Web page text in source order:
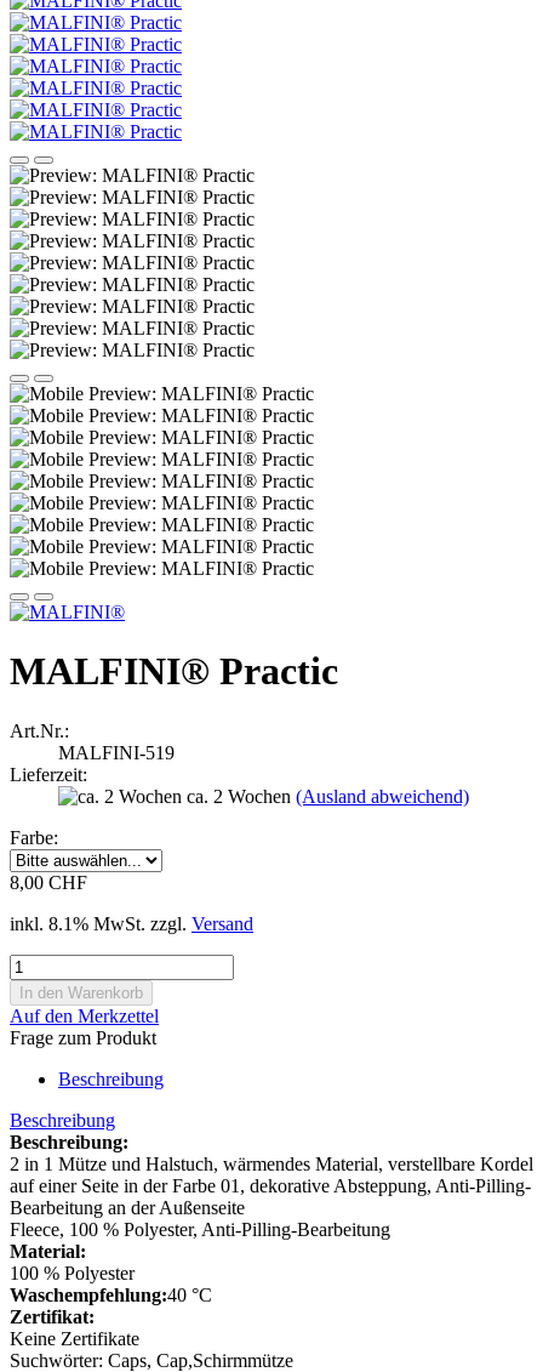
MALFINI® Practic
Art.Nr.:
MALFINI-519
Lieferzeit:
ca. 2 Wochen (Ausland abweichend)
Farbe:
8,00 CHF
inkl. 8.1% MwSt. zzgl. Versand
Auf den Merkzettel
Frage zum Produkt
Beschreibung
Beschreibung
Beschreibung:
2 in 1 Mütze und Halstuch, wärmendes Material, verstellbare Kordel
auf einer Seite in der Farbe 01, dekorative Absteppung, Anti-Pilling-
Bearbeitung an der Außenseite
Fleece, 100 % Polyester, Anti-Pilling-Bearbeitung
Material:
100 % Polyester
Waschempfehlung:40 °C
Zertifikat:
Keine Zertifikate
Suchwörter: Caps, Cap,Schirmmütze